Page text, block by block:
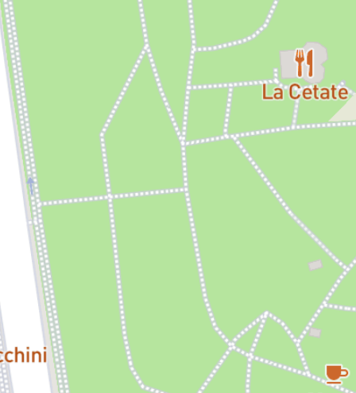
în dispute despre Revoluția din 1989, comunism, conspirații politice
și identitate națională. Pe măsură ce tensiunile cresc, realitatea
cotidiană este invadată de fantomele trecutului, apar în scenă
Elena Ceaușescu, Anna Bathory, Jean Pârvulesco. Personajele se
confruntă cu propriile prejudecăți, nostalgii și teorii contradictorii
despre istorie și prezent. Piesa explorează modul în care trecutul
continuă să bântuie prezentul și felul în care conflictele ideologice
se mută, subtil, în intimitatea sufrageriilor, în conversațiile dintre cei
apropiați.
Pornind de la cercetări realizate în România și Slovacia, spectacolul
Iubitul meu dușmanîși propune să investigheze mecanismele
dezinformării și ale polarizării sociale, lansând întrebarea dacă, într-
o lume marcată de conflicte și propagandă, mai este posibil să
găsim o poveste comună care să ne apropie, nu să ne dezbine.
Distribuție:
Iulia Colan (Sabina), George Albert Costea (Radu),
Romanița Ionescu (fantoma Elenei Ceaușescu, fantoma Annei
Bathory, fantoma Saftei florăreasa), Iulia Lazăr (Iulia), Cătălin-
Mihai Miculeasa (Doru), Mircea Mogoșeanu (Vlad), Roxana Mutu
(Ioana), Raluca Păun (Marcela), Cosmin Rădescu (Ștefan), Vlad
Udrescu (Victor, Fantoma lui Pârvulescu), Darius Feraru (Operator),
Mihai Manea (Asistentul lui Vlad)